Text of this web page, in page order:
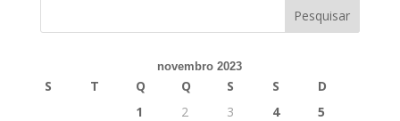
novembro 2023
S T Q Q S S
D
1
2 3 4
5